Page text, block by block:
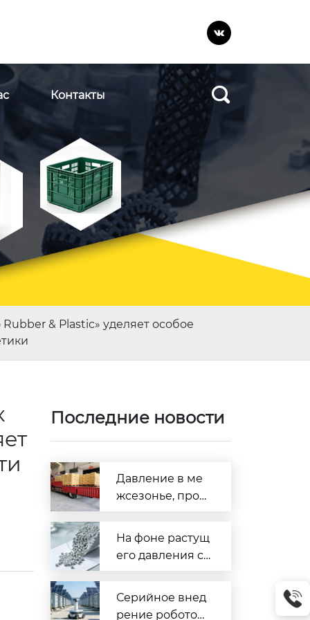

Контакты 
& Plastic» уделяет особое
Последние новости
Давление в ме
жсезонье, прор
конце июля на
рынке модифи
цированных пл
лись структурн
ые возможност
На фоне растущ
его давления со
модифицирова
Серийное внед
рение роботов